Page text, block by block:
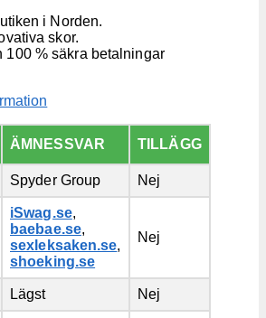
i Norden.
skor.
100 % säkra betalningar
ÄMNESSVAR TILLÄGG
Spyder Group Nej
iSwag.se,
baebae.se,
sexleksaken.se,
shoeking.se
Nej
Lägst Nej